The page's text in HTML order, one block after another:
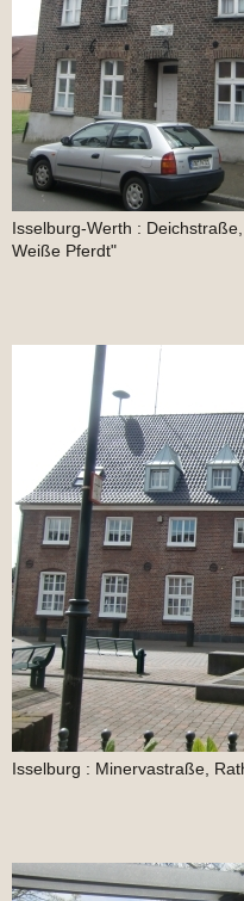
Isselburg-Werth :
Weiße Pferdt"
Isselburg : Minervastraße,